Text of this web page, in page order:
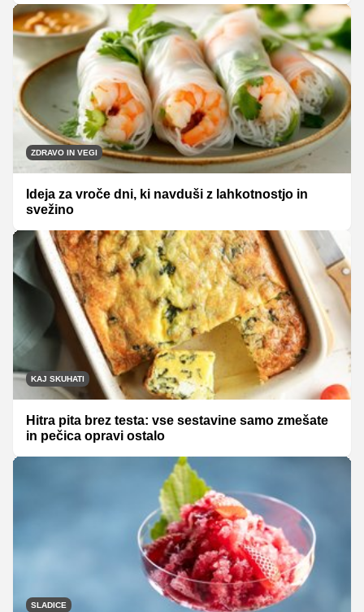
ZDRAVO IN VEGI
Ideja za vroče dni, ki navduši z lahkotnostjo in
svežino
KAJ SKUHATI
Hitra pita brez testa: vse sestavine samo zmešate
in pečica opravi ostalo
SLADICE